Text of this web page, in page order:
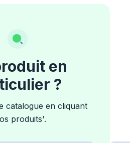
en
?
catalogue en cliquant
produits'.